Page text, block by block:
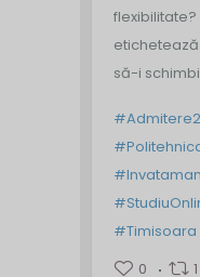
flexibilitate?
să-i
#Timisoara
0
1